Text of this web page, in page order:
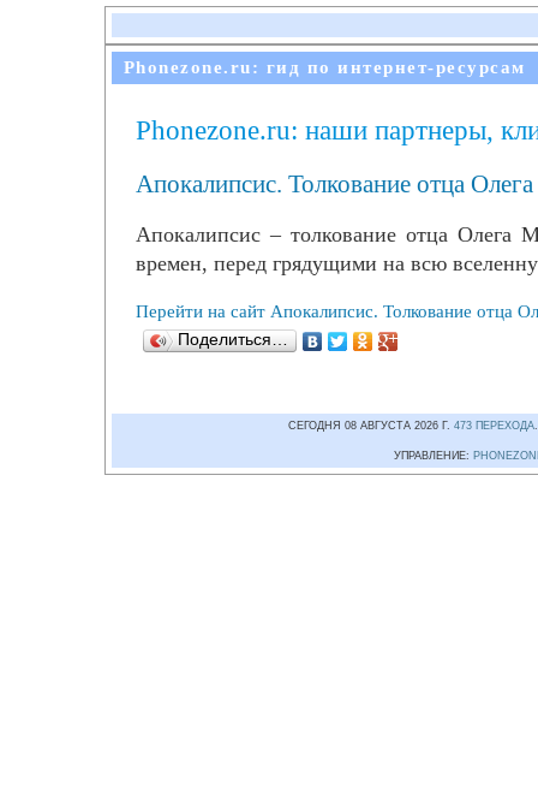
Phonezone.ru: гид по интернет-ресурсам
Phonezone.ru: наши партнеры,
Апокалипсис. Толкование отца
Апокалипсис – толкование отца Олега
времен, перед грядущими на всю
Перейти на сайт Апокалипсис. Толкование отца
Поделиться…
СЕГОДНЯ 08 АВГУСТА 2026 Г. 473 ПЕРЕХОДА
УПРАВЛЕНИЕ: